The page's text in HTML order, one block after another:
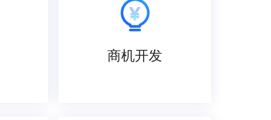
商机开发